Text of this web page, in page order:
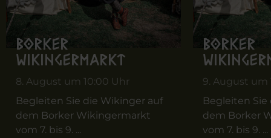
Borker
Wikingermarkt
8. August um 10:00 Uhr
Begleiten Sie die Wikinger auf
dem Borker Wikingermarkt
vom 7. bis 9. ...
Borker
9. August um
Begleiten
dem Borker
vom 7. bis 9. ...